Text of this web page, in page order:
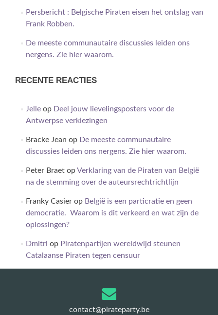
Persbericht : Belgische Piraten eisen het ontslag van
Frank Robben.
De meeste communautaire discussies leiden ons
nergens. Zie hier waarom.
RECENTE REACTIES
Jelleop Deel jouw lievelingsposters voor de
Antwerpse verkiezingen
Bracke Jean op De meeste communautaire
discussies leiden ons nergens. Zie hier waarom.
Peter BraetopVerklaring van de Piraten van België
na de stemming over de auteursrechtrichtlijn
Franky Casierop België is een particratie en geen
democratie. Waarom is dit verkeerd en wat zijn de
oplossingen?
Dmitri op Piratenpartijen wereldwijd steunen
Catalaanse Piraten tegen censuur
contact@pirateparty.be